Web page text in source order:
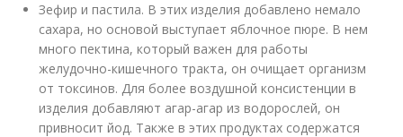
Зефир и пастила. В этих изделия добавлено немало
сахара, но основой выступает яблочное пюре. В нем
много пектина, который важен для работы
желудочно-кишечного тракта, он очищает организм
от токсинов. Для более воздушной консистенции в
изделия добавляют агар-агар из водорослей, он
привносит йод. Также в этих продуктах содержатся